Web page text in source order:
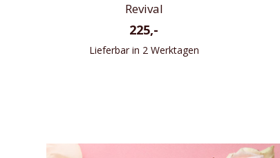
Revival
225,-
Lieferbar in 2 Werktagen